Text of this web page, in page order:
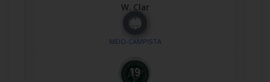
W. Clar
Nº
37
MEIO-CAMPISTA